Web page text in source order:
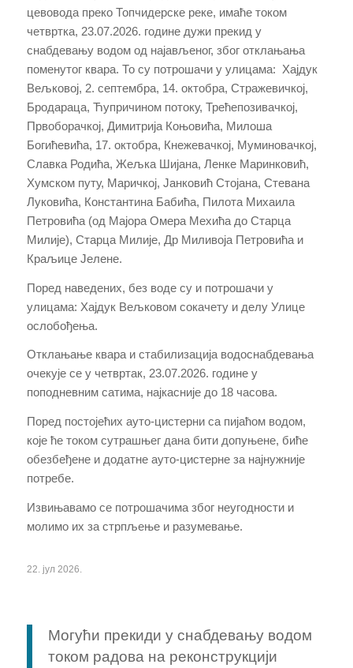
цевовода преко Топчидерске реке, имаће током
четвртка, 23.07.2026. године дужи прекид у
снабдевању водом од најављеног, због отклањања
поменутог квара. То су потрошачи у улицама: Хајдук
Вељковој, 2. септембра, 14. октобра, Стражевичкој,
Бродараца, Ћупричином потоку, Трећепозивачкој,
Првоборачкој, Димитрија Коњовића, Милоша
Богићевића, 17. октобра, Кнежевачкој, Муминовачкој,
Славка Родића, Жељка Шијана, Ленке Маринковић,
Хумском путу, Маричкој, Јанковић Стојана, Стевана
Луковића, Константина Бабића, Пилота Михаила
Петровића (од Мајора Омера Мехића до Старца
Милије), Старца Милије, Др Миливоја Петровића и
Краљице Јелене.
Поред наведених, без воде су и потрошачи у
улицама: Хајдук Вељковом сокачету и делу Улице
ослобођења.
Отклањање квара и стабилизација водоснабдевања
очекује се у четвртак, 23.07.2026. године у
поподневним сатима, најкасније до 18 часова.
Поред постојећих ауто-цистерни са пијаћом водом,
које ће током сутрашњег дана бити допуњене, биће
обезбеђене и додатне ауто-цистерне за најнужније
потребе.
Извињавамо се потрошачима због неугодности и
молимо их за стрпљење и разумевање.
22. јул 2026.
Могући прекиди у снабдевању водом
током радова на реконструкцији